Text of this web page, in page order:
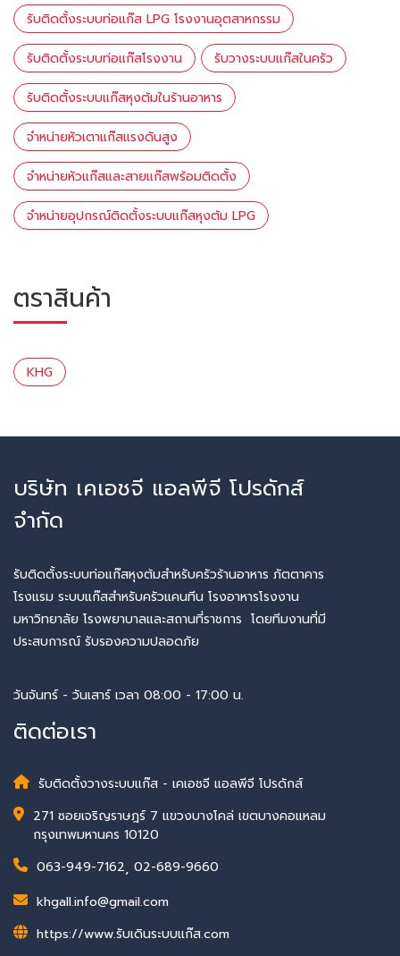
รับติดตั้งระบบท่อแก๊ส LPG โรงงานอุตสาหกรรม
รับติดตั้งระบบท่อแก๊สโรงงาน รับวางระบบแก๊สในครัว
รับติดตั้งระบบแก๊สหุงต้มในร้านอาหาร
จำหน่ายหัวเตาแก๊สแรงดันสูง
จำหน่ายหัวแก๊สและสายแก๊สพร้อมติดตั้ง
จำหน่ายอุปกรณ์ติดตั้งระบบแก๊สหุงต้ม LPG
ตราสินค้า
KHG
บริษัท เคเอชจี แอลพีจี โปรดักส์
จำกัด
รับติดตั้งระบบท่อแก๊สหุงต้มสำหรับครัวร้านอาหาร ภัตตาคาร
โรงแรม ระบบแก๊สสำหรับครัวแคนทีน โรงอาหารโรงงาน
มหาวิทยาลัย โรงพยาบาลและสถานที่ราชการ โดยทีมงานที่มี
ประสบการณ์ รับรองความปลอดภัย
วันจันทร์ - วันเสาร์ เวลา 08:00 - 17:00 น.
ติดต่อเรา
รับติดตั้งวางระบบแก๊ส - เคเอชจี แอลพีจี โปรดักส์
271 ซอยเจริญราษฎร์ 7 แขวงบางโคล่ เขตบางคอแหลม
กรุงเทพมหานคร 10120
063-949-7162, 02-689-9660
khgall.info@gmail.com
https://www.รับเดินระบบแก๊ส.com